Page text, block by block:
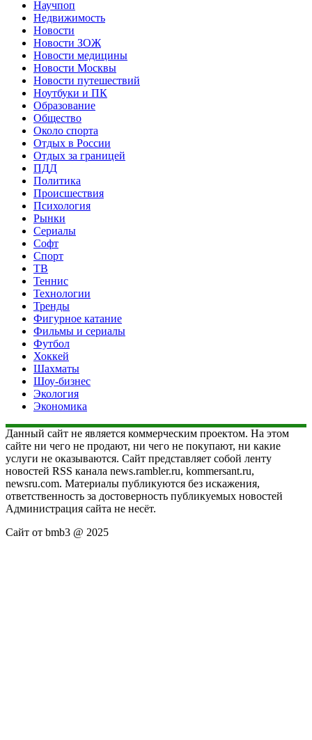
Научпоп
Недвижимость
Новости
Новости ЗОЖ
Новости медицины
Новости Москвы
Новости путешествий
Ноутбуки и ПК
Образование
Общество
Около спорта
Отдых в России
Отдых за границей
ПДД
Политика
Происшествия
Психология
Рынки
Сериалы
Софт
Спорт
ТВ
Теннис
Технологии
Тренды
Фигурное катание
Фильмы и сериалы
Футбол
Хоккей
Шахматы
Шоу-бизнес
Экология
Экономика
Данный сайт не является коммерческим проектом. На этом
сайте ни чего не продают, ни чего не покупают, ни какие
услуги не оказываются. Сайт представляет собой ленту
новостей RSS канала news.rambler.ru, kommersant.ru,
newsru.com. Материалы публикуются без искажения,
ответственность за достоверность публикуемых новостей
Администрация сайта не несёт.
Сайт от bmb3 @ 2025